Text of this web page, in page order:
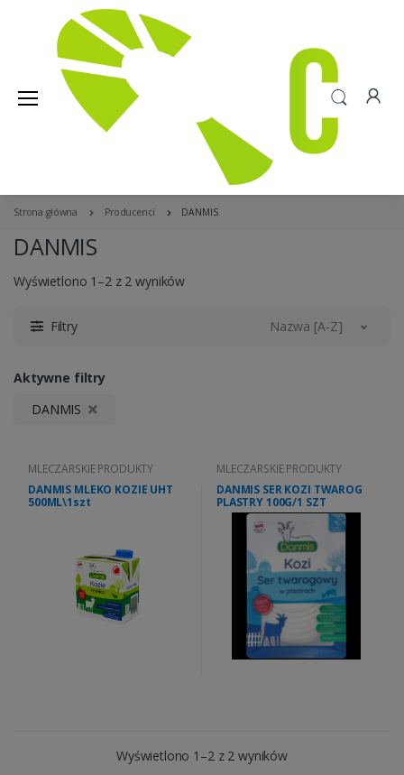
Strona główna Producenci DANMIS
DANMIS
Wyświetlono 1–2 z 2 wyników
Filtry Nazwa [A-Z]
Aktywne filtry
DANMIS
MLECZARSKIE PRODUKTY
DANMIS MLEKO KOZIE UHT
500ML\1szt
MLECZARSKIE PRODUKTY
DANMIS SER KOZI TWAROG
PLASTRY 100G/1 SZT
Wyświetlono 1–2 z 2 wyników